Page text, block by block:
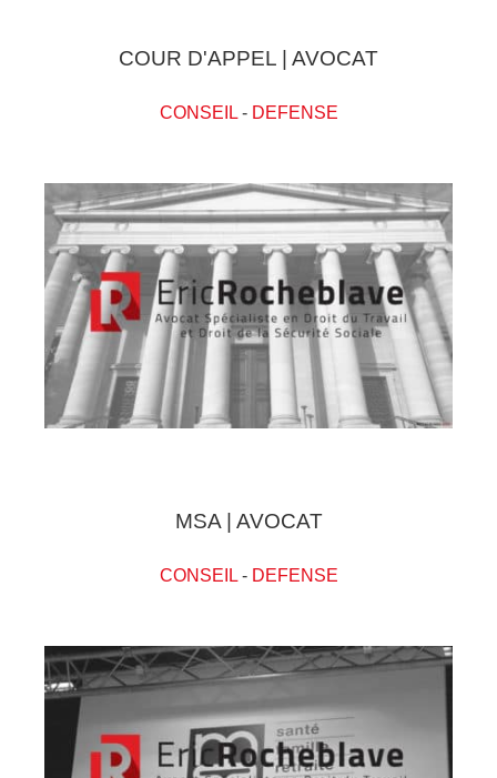
COUR D'APPEL | AVOCAT
CONSEIL- DEFENSE
MSA | AVOCAT
CONSEIL- DEFENSE